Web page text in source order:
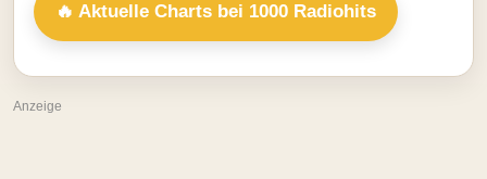
🔥 Aktuelle Charts bei 1000 Radiohits
Anzeige